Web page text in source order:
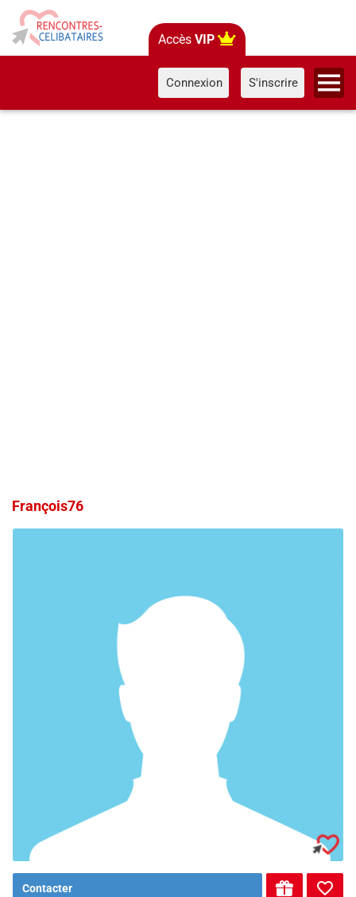
Accès VIP
Connexion S'inscrire
François76
Contacter